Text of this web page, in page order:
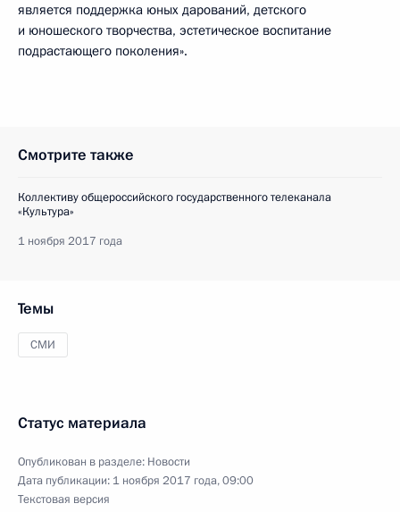
является поддержка юных дарований, детского
и юношеского творчества, эстетическое воспитание
подрастающего поколения».
Смотрите также
Коллективу общероссийского государственного телеканала
«Культура»
1 ноября 2017 года
Темы
СМИ
Статус материала
Опубликован в разделе: Новости
Дата публикации: 1 ноября 2017 года, 09:00
Текстовая версия